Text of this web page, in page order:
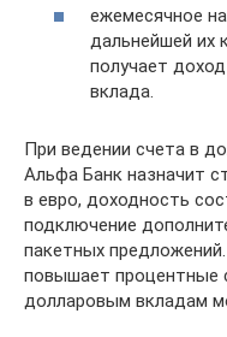
ежемесячное
дальнейшей их
получает
вклада.
При ведении счета в
Альфа Банк назначит
в евро, доходность
подключение
пакетных
повышает процентные
долларовым вкладам